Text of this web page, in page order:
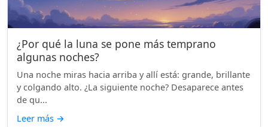
¿Por qué la luna se pone más temprano
algunas noches?
Una noche miras hacia arriba y allí está: grande, brillante
y colgando alto. ¿La siguiente noche? Desaparece antes
de qu...
Leer más →